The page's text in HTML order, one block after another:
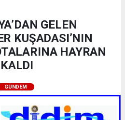
GELEN
KUŞADASI’NIN
HAYRAN
KALDI
GÜNDEM